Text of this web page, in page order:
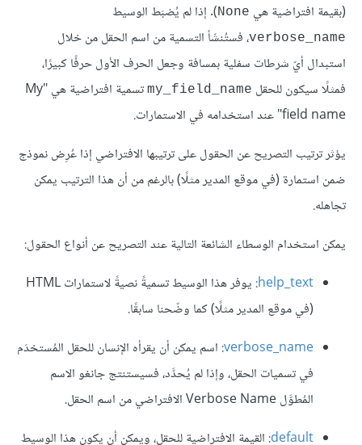
(بقيمة افتراضية هي None). إذا لم يُضبَط الوسيط
verbose_name، فستُنشَأ التسمية من اسم الحقل من خلال
استبدال أيّ شرطات سفلية بمسافة وجعل الحرف الأول حرفًا كبيرًا،
فمثلًا سيكون للحقل my_field_name
تسمية افتراضية هي "My
field name" عند استخدامه في الاستمارات.
يؤثر ترتيب التصريح عن الحقول على ترتيبها الافتراضي إذا عُرِض نموذج
ضمن استمارة (في موقع المدير مثلًا) بالرغم من أن هذا الترتيب يمكن
تجاهله.
يمكن استخدام الوسطاء الشائعة التالية عند التصريح عن أنواع الحقول:
help_text
: يوفر هذا الوسيط تسميةً نصيةً لاستمارات HTML
(في موقع المدير مثلًا) كما وضّحنا سابقًا.
verbose_name: اسم يمكن أن يقرأه الإنسان للحقل المُستخدَم
في تسميات الحقل، وإذا لم يُحدَّد، فسيستنتج جانغو الاسم
المُطوَّل Verbose Name الافتراضي من اسم الحقل.
default: القيمة الافتراضية للحقل، ويمكن أن يكون هذا الوسيط